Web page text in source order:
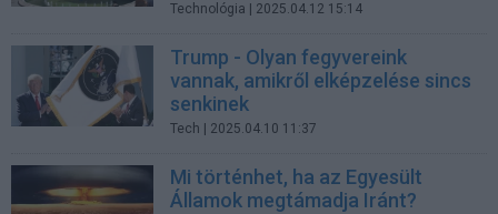
Technológia | 2025.04.12 15:14
Trump - Olyan fegyvereink
vannak, amikről elképzelése sincs
senkinek
Tech | 2025.04.10 11:37
Mi történhet, ha az Egyesült
Államok megtámadja Iránt?